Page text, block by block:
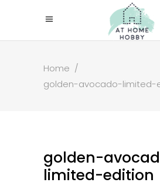
Home /
golden-avocado-limited-
golden-
limited-edition